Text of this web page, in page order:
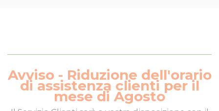
Avviso - Riduzione dell'orario
di assistenza clienti per il
mese di Agosto